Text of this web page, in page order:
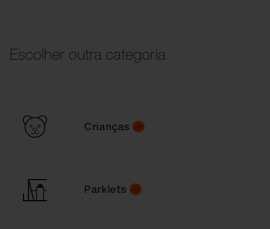
Escolher outra categoria
Crianças
Parklets